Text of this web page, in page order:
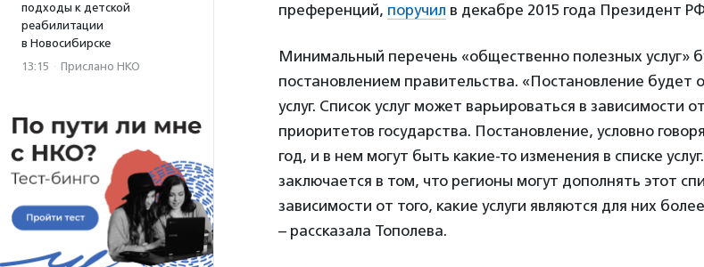
подходы к детской
реабилитации
в Новосибирске
13:15 · Прислано НКО
преференций, поручил в декабре 2015 года Президент
Минимальный перечень «общественно полезных услуг»
постановлением правительства. «Постановление будет
услуг. Список услуг может варьироваться в зависимости
приоритетов государства. Постановление, условно
год, и в нем могут быть какие-то изменения в списке
заключается в том, что регионы могут дополнять этот
зависимости от того, какие услуги являются для них
– рассказала Тополева.